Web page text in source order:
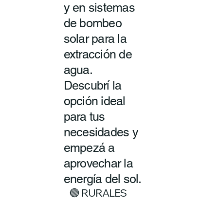
y en sistemas
de bombeo
solar para la
extracción de
agua.
Descubrí la
opción ideal
para tus
necesidades y
empezá a
aprovechar la
energía del sol.
🟢 RURALES